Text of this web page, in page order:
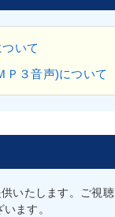
いて
Ｐ３音声)について
いたします。ご視
ます。